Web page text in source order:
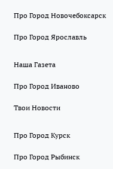
Про Город Новочебоксарск
Про Город Ярославль
Наша Газета
Про Город Иваново
Твои Новости
Про Город Курск
Про Город Рыбинск